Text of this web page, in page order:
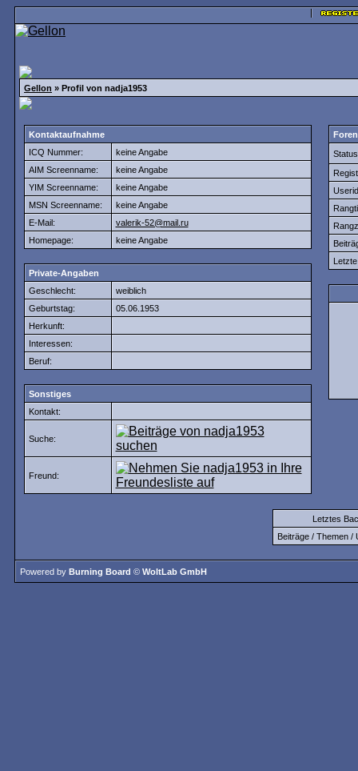
Gellon » Profil von nadja1953
Kontaktaufnahme
ICQ Nummer:
keine Angabe
AIM Screenname:
keine Angabe
YIM Screenname:
keine Angabe
MSN Screenname:
keine Angabe
E-Mail:
valerik-52@mail.ru
Homepage:
keine Angabe
Private-Angaben
Geschlecht:
weiblich
Geburtstag:
05.06.1953
Herkunft:
Interessen:
Beruf:
Sonstiges
Kontakt:
Suche:
Freund:
Letztes
Beiträge / Themen /
Powered by Burning Board © WoltLab GmbH